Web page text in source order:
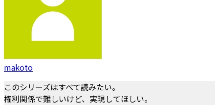
makoto
このシリーズはすべて読みたい。
権利関係で難しいけど、実現してほしい。